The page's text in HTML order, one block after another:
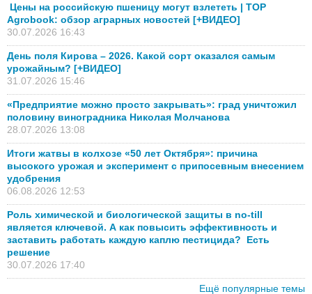
Цены на российскую пшеницу могут взлететь | TOP
Agrobook: обзор аграрных новостей [+ВИДЕО]
30.07.2026 16:43
День поля Кирова – 2026. Какой сорт оказался самым
урожайным? [+ВИДЕО]
31.07.2026 15:46
«Предприятие можно просто закрывать»: град уничтожил
половину виноградника Николая Молчанова
28.07.2026 13:08
Итоги жатвы в колхозе «50 лет Октября»: причина
высокого урожая и эксперимент с припосевным внесением
удобрения
06.08.2026 12:53
Роль химической и биологической защиты в no-till
является ключевой. А как повысить эффективность и
заставить работать каждую каплю пестицида? Есть
решение
30.07.2026 17:40
Ещё популярные темы